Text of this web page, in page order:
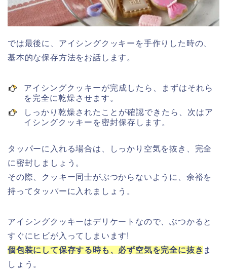
では最後に、アイシングクッキーを手作りした時の、
基本的な保存方法をお話します。
アイシングクッキーが完成したら、まずはそれら
を完全に乾燥させます。
しっかり乾燥されたことが確認できたら、次はア
イシングクッキーを密封保存します。
タッパーに入れる場合は、しっかり空気を抜き、完全
に密封しましょう。
その際、クッキー同士がぶつからないように、余裕を
持ってタッパーに入れましょう。
アイシングクッキーはデリケートなので、ぶつかると
すぐにヒビが入ってしまいます!
個包装にして保存する時も、必ず空気を完全に抜き ま
しょう。